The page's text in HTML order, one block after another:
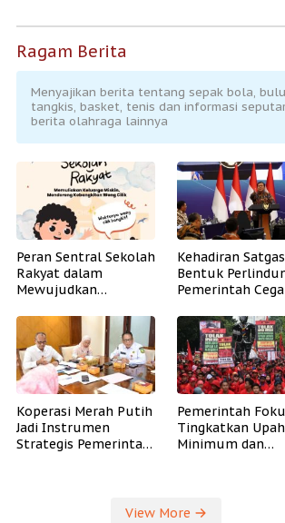
Ragam Berita
Menyajikan berita tentang sepak bola, bulu
tangkis, basket, tenis dan informasi
berita olahraga lainnya
Peran Sentral Sekolah
Rakyat dalam
Mewujudkan
Kehadiran
Bentuk
Pemerintah
Koperasi Merah Putih
Jadi Instrumen
Strategis Pemerintah
Pemerintah
Tingkatkan Upah
Minimum dan
View More